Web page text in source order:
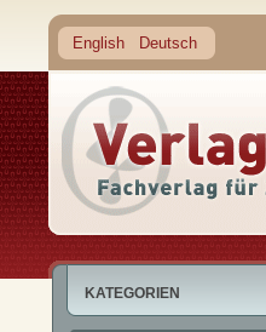
English Deutsch
KATEGORIEN